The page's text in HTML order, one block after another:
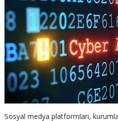
Sosyal medya platformları,